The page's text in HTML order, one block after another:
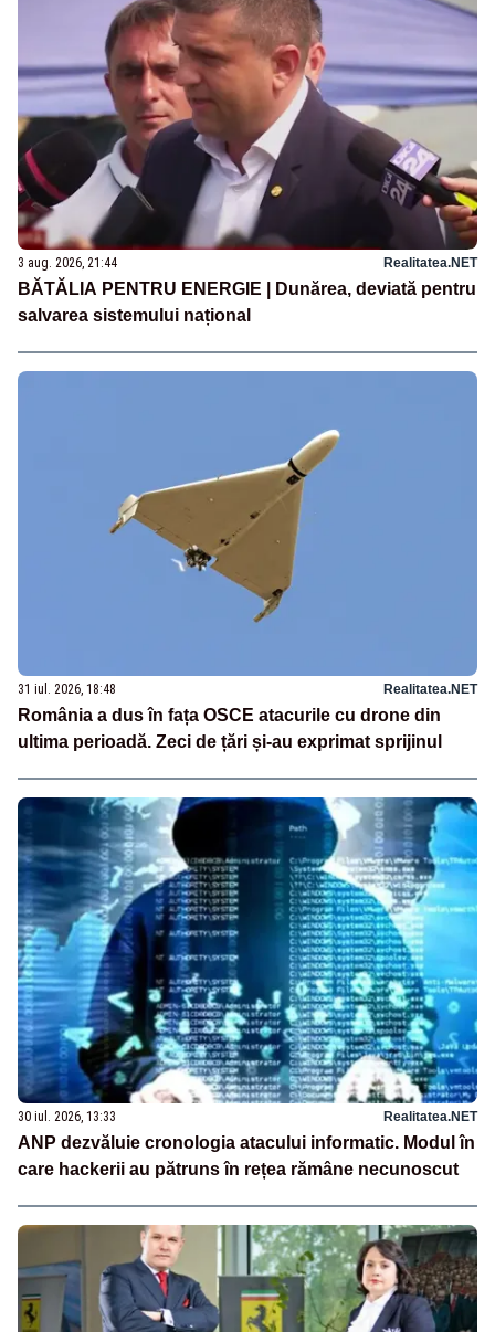
3 aug. 2026, 21:44 Realitatea.NET
BĂTĂLIA PENTRU ENERGIE | Dunărea, deviată pentru
salvarea sistemului național
31 iul. 2026, 18:48 Realitatea.NET
România a dus în fața OSCE atacurile cu drone din
ultima perioadă. Zeci de țări și-au exprimat sprijinul
30 iul. 2026, 13:33 Realitatea.NET
ANP dezvăluie cronologia atacului informatic. Modul în
care hackerii au pătruns în rețea rămâne necunoscut